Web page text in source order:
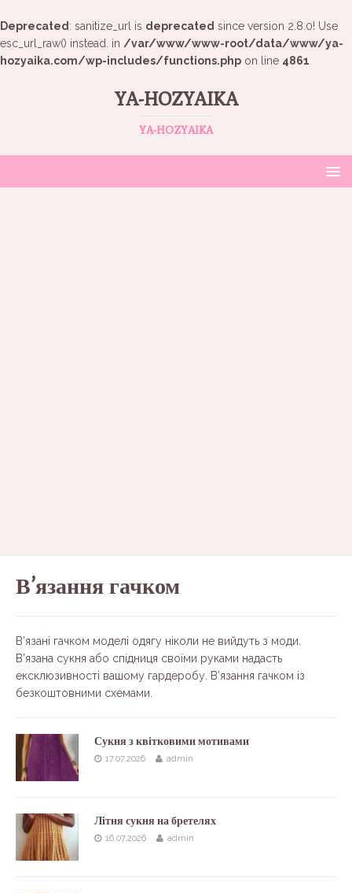
Deprecated : sanitize_url is deprecated since version 2.8.0! Use
esc_url_raw() instead. in /var/www/www-root/data/www/ya-
hozyaika.com/wp-includes/functions.php on line 4861
YA-HOZYAIKA
YA-HOZYAIKA
В’язання гачком
В’язані гачком моделі одягу ніколи не вийдуть з моди.
В’язана сукня або спідниця своїми руками надасть
ексклюзивності вашому гардеробу. В’язання гачком із
безкоштовними схемами.
Сукня з квітковими мотивами
17.07.2026 admin
Літня сукня на бретелях
16.07.2026 admin